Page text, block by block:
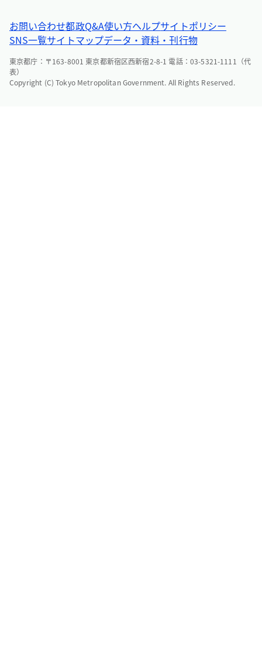
お問い合わせ都政Q&A使い方ヘルプサイトポリシー
SNS一覧サイトマップデータ・資料・刊行物
東京都庁：〒163-8001 東京都新宿区西新宿2-8-1 電話：03-5321-1111（代
表）
Copyright (C) Tokyo Metropolitan Government. All Rights Reserved.